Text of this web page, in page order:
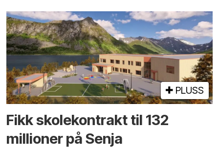
PLUSS
Fikk skole­kontrakt til 132
millioner på Senja